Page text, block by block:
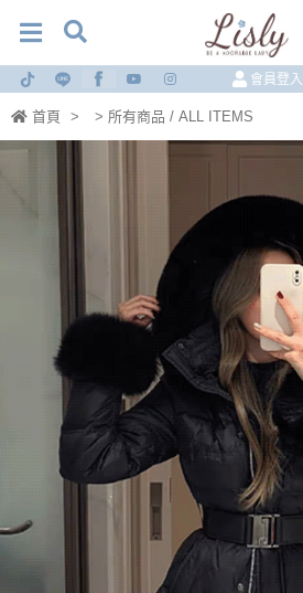
會員登入
首頁 > > 所有商品 / ALL ITEMS